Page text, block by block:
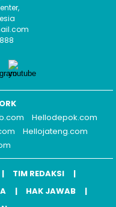
Hellodepok.com
Hellojateng.com
TIM REDAKSI
HAK JAWAB